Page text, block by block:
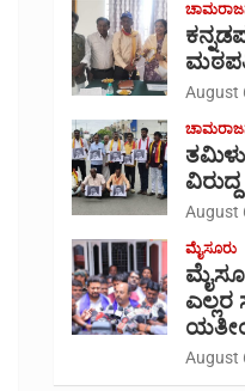
August
August
ಮೈಸೂರು
ಎಲ್ಲರ
August